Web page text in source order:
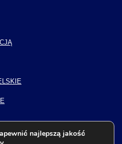
najlepszą jakość